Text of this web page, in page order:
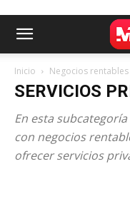
Inicio Negocios rentables
SERVICIOS
En esta
con negocios
ofrecer servicios